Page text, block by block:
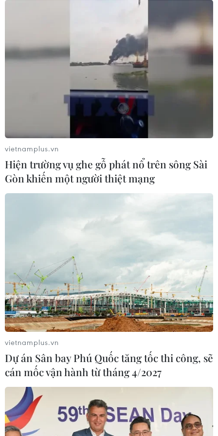
Khai mạc Liên hoan phim giả tưởng quốc
tế Bucheon lần thứ 26
Chủ đề BIFAN năm nay mang tên "Stay Strange", là dịp
công chiếu lần đầu của 80 bộ phim, trong đó có 23
phim điện ảnh. Tất cả các bộ phim sẽ được trình chiếu
tại 5 rạp phim địa phương.
vietnamplus.vn
Hiện trường vụ ghe gỗ phát nổ trên sông Sài
Gòn khiến một người thiệt mạng
vietnamplus.vn
Dự án Sân bay Phú Quốc tăng tốc thi công, sẽ
cán mốc vận hành từ tháng 4/2027